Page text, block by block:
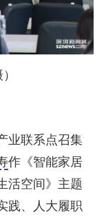
业联系点召集
作《智能家居
活空间》主题
践、人大履职